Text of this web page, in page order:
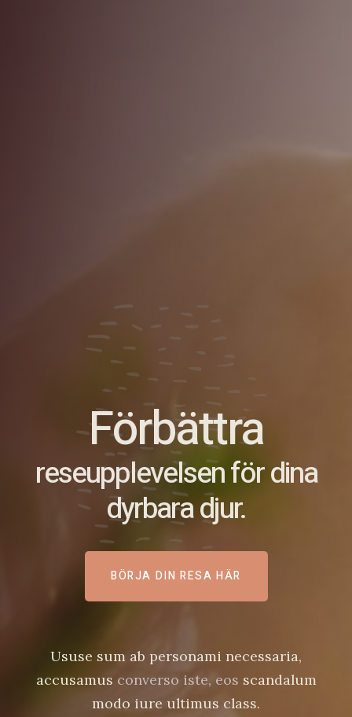
Förbättra
reseupplevelsen för dina
dyrbara djur.
BÖRJA DIN RESA HÄR
Ususe sum ab personami necessaria,
accusamus converso iste, eos scandalum
modo iure ultimus class.